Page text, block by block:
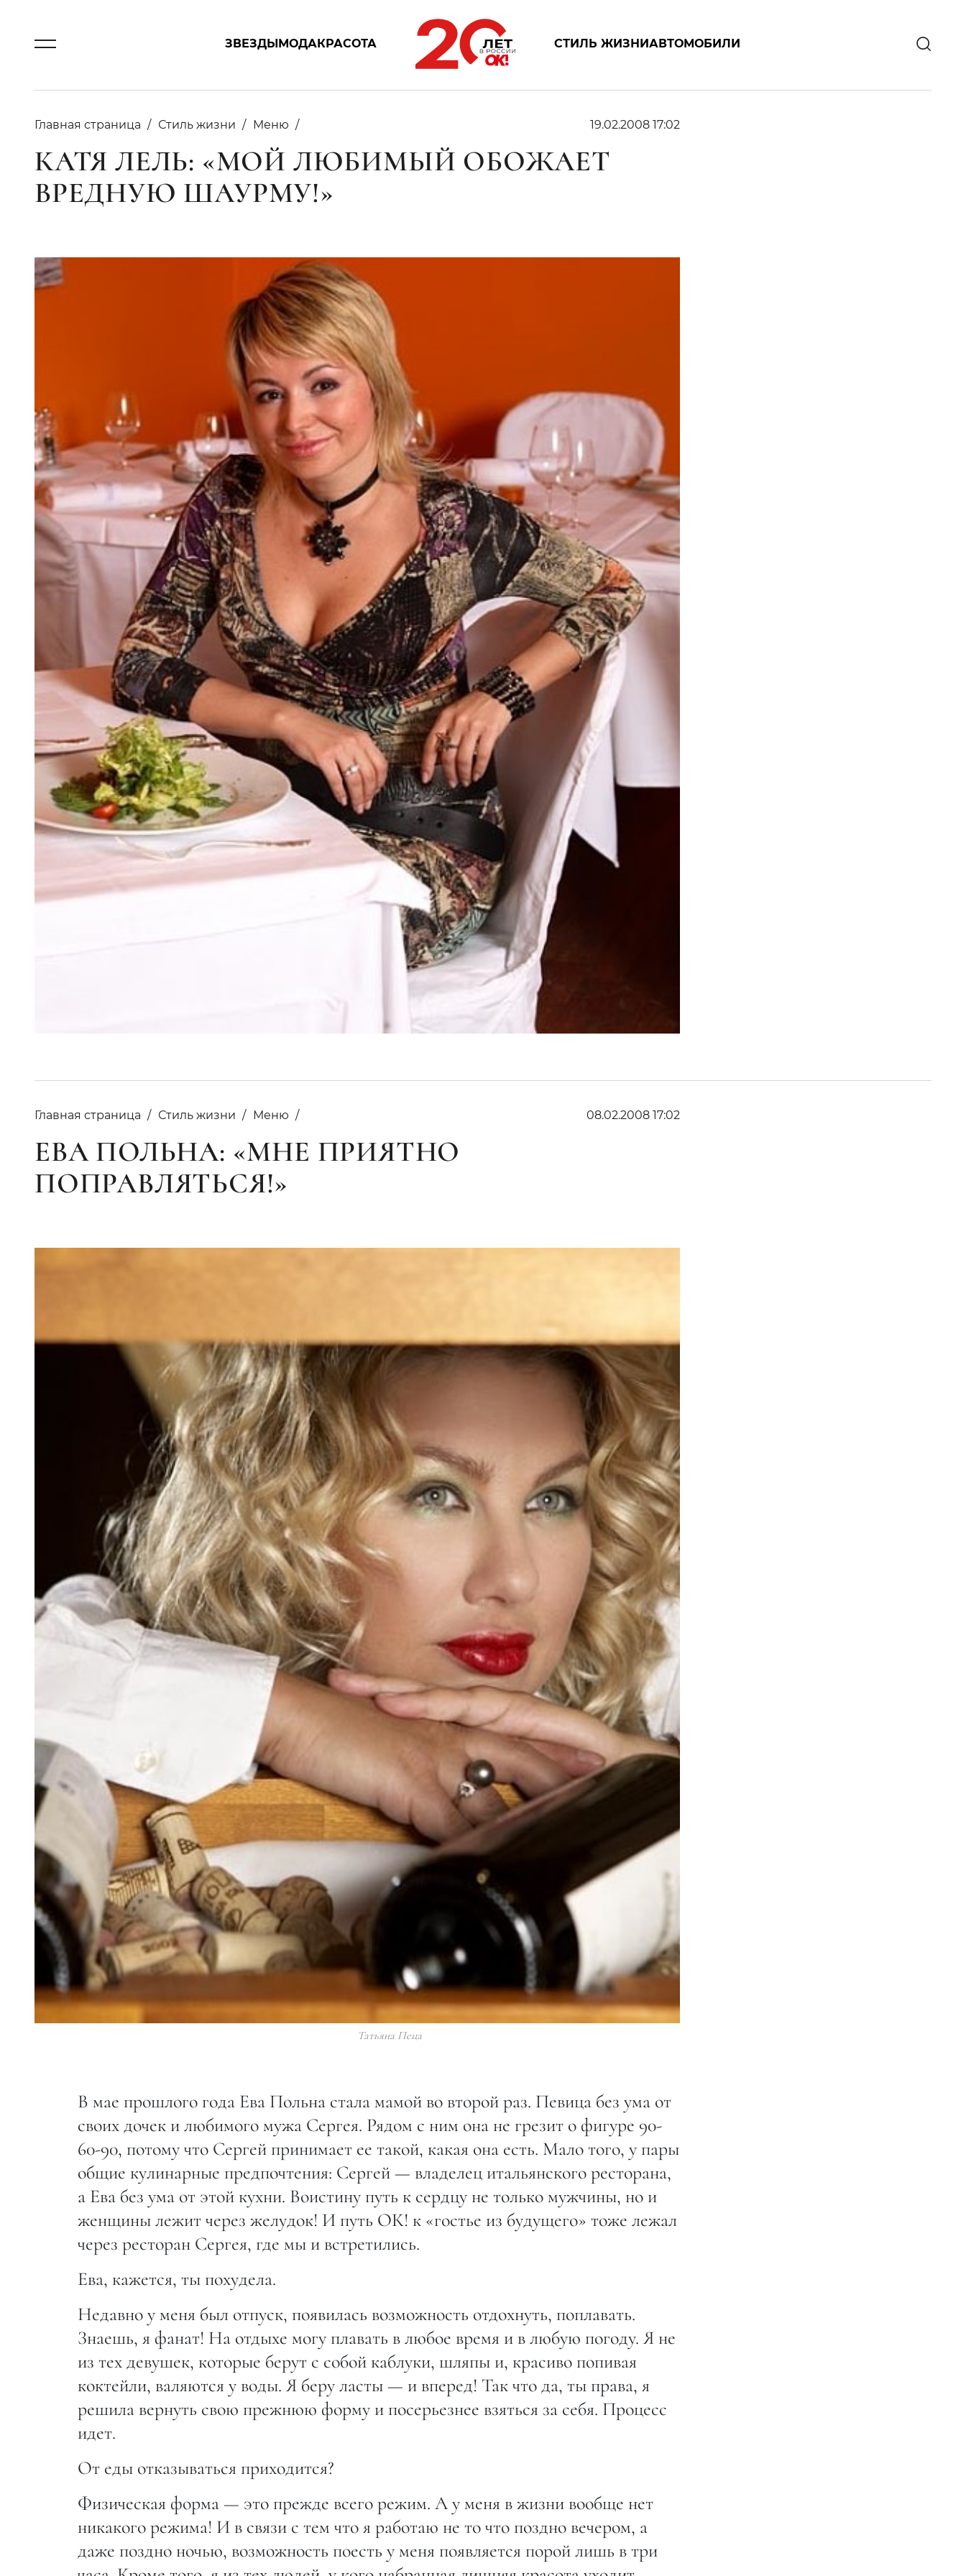
ЗВЕЗДЫМОДАКРАСОТА СТИЛЬ ЖИЗНИАВТОМОБИЛИ
Главная страница Стиль жизни Меню 19.02.2008 17:02
КАТЯ ЛЕЛЬ: «МОЙ ЛЮБИМЫЙ ОБОЖАЕТ
ВРЕДНУЮ ШАУРМУ!»
Главная страница Стиль жизни Меню 08.02.2008 17:02
ЕВА ПОЛЬНА: «МНЕ ПРИЯТНО
ПОПРАВЛЯТЬСЯ!»
Татьяна Пеца
В мае прошлого года Ева Польна стала мамой во второй раз. Певица без ума от
своих дочек и любимого мужа Сергея. Рядом с ним она не грезит о фигуре 90-
60-90, потому что Сергей принимает ее такой, какая она есть. Мало того, у пары
общие кулинарные предпочтения: Сергей — владелец итальянского ресторана,
а Ева без ума от этой кухни. Воистину путь к сердцу не только мужчины, но и
женщины лежит через желудок! И путь ОК! к «гостье из будущего» тоже лежал
через ресторан Сергея, где мы и встретились.
Ева, кажется, ты похудела.
Недавно у меня был отпуск, появилась возможность отдохнуть, поплавать.
Знаешь, я фанат! На отдыхе могу плавать в любое время и в любую погоду. Я не
из тех девушек, которые берут с собой каблуки, шляпы и, красиво попивая
коктейли, валяются у воды. Я беру ласты — и вперед! Так что да, ты права, я
решила вернуть свою прежнюю форму и посерьезнее взяться за себя. Процесс
идет.
От еды отказываться приходится?
Физическая форма — это прежде всего режим. А у меня в жизни вообще нет
никакого режима! И в связи с тем что я работаю не то что поздно вечером, а
даже поздно ночью, возможность поесть у меня появляется порой лишь в три